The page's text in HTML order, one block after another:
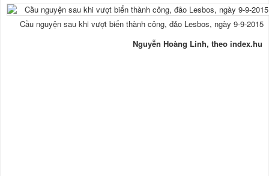
Cầu nguyện sau khi vượt biển thành công, đảo Lesbos, ngày 9-9-2015
Nguyễn Hoàng Linh, theo index.hu